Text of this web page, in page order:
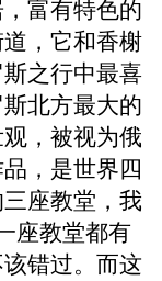
富有特色的
，它和香榭
之行中最喜
北方最大的
，被视为俄
，是世界四
座教堂，我
座教堂都有
错过。而这